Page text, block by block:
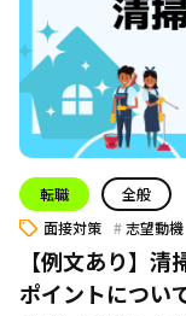
転職
全般
面接対策
志望動機
【例文あり】
ポイントについ